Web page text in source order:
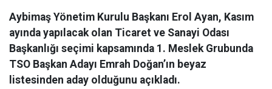
Aybimaş Yönetim Kurulu Başkanı Erol Ayan, Kasım
ayında yapılacak olan Ticaret ve Sanayi Odası
Başkanlığı seçimi kapsamında 1. Meslek Grubunda
TSO Başkan Adayı Emrah Doğan’ın beyaz
listesinden aday olduğunu açıkladı.